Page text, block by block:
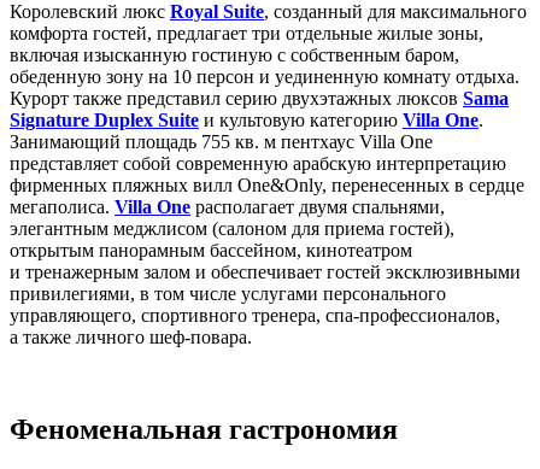
Королевский люкс Royal Suite, созданный для максимального
комфорта гостей, предлагает три отдельные жилые зоны,
включая изысканную гостиную с собственным баром,
обеденную зону на 10 персон и уединенную комнату отдыха.
Курорт также представил серию двухэтажных люксов Sama
Signature Duplex Suite и культовую категорию Villa One.
Занимающий площадь 755 кв. м пентхаус Villa One
представляет собой современную арабскую интерпретацию
фирменных пляжных вилл One&Only, перенесенных в сердце
мегаполиса. Villa One располагает двумя спальнями,
элегантным меджлисом (салоном для приема гостей),
открытым панорамным бассейном, кинотеатром
и тренажерным залом и обеспечивает гостей эксклюзивными
привилегиями, в том числе услугами персонального
управляющего, спортивного тренера, спа-профессионалов,
а также личного шеф-повара.
Феноменальная гастрономия